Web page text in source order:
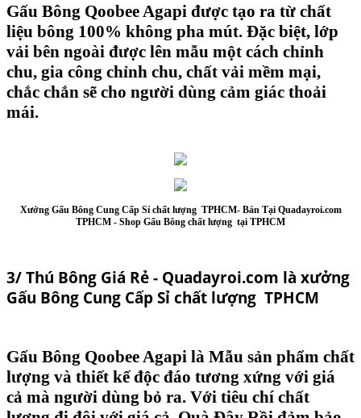
Gấu Bông Qoobee Agapi được tạo ra từ chất
liệu bông 100% không pha mút. Đặc biệt, lớp
vải bên ngoài được lên mẫu một cách chỉnh
chu, gia công chỉnh chu, chất vải mềm mại,
chắc chắn sẽ cho người dùng cảm giác thoải
mái.
Xưởng Gấu Bông Cung Cấp Sỉ chất lượng TPHCM-Bán Tại Quadayroi.com
TPHCM - Shop Gấu Bông chất lượng tại TPHCM
3/ Thú Bông Giá Rẻ - Quadayroi.com là xưởng
Gấu Bông Cung Cấp Sỉ chất lượng TPHCM
Gấu Bông Qoobee Agapi là Mẫu sản phẩm chất
lượng và thiết kế độc đáo tương xứng với giá
cả mà người dùng bỏ ra. Với tiêu chí chất